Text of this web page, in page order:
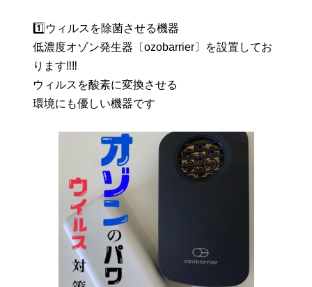
1️⃣ウィルスを除菌させる機器
低濃度オゾン発生器〔ozobarrier〕を設置してお
ります‼️‼️
ウィルスを酸素に変換させる
環境にも優しい機器です